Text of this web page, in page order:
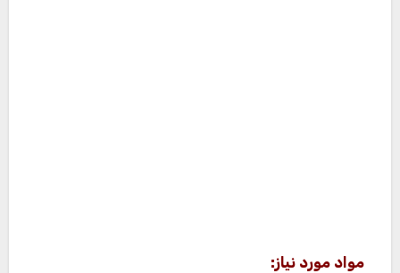
مواد مورد نیاز: